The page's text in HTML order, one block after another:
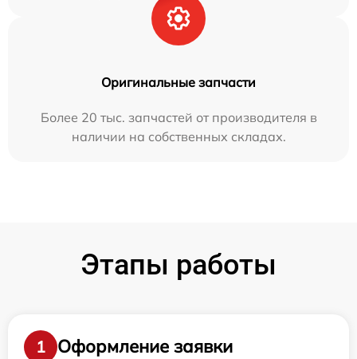
Оригинальные запчасти
Более 20 тыс. запчастей от производителя в
наличии на собственных складах.
Этапы работы
1
Оформление заявки